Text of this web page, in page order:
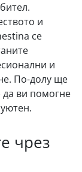
и
се
и
По-долу ще
ви помогне
чрез